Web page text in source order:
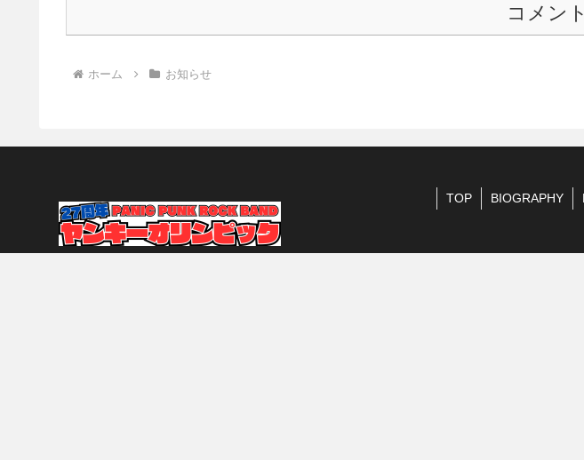
コメン
ホーム お知らせ
TOP BIOGRAPHY